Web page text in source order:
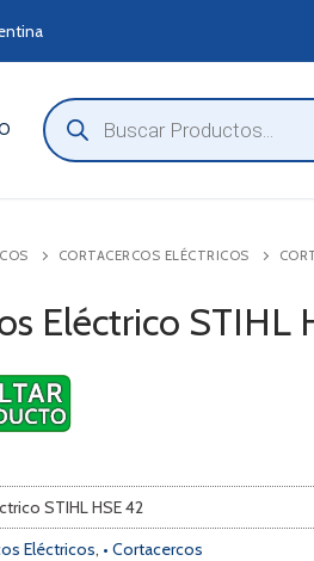
Búsqueda
de
productos
CORTACERCOS ELÉCTRICOS
Eléctrico STIHL
STIHL HSE 42
Eléctricos, • Cortacercos